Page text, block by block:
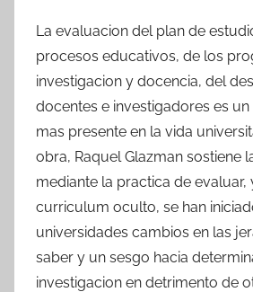
La evaluacion del plan de
procesos educativos, de los
investigacion y docencia, del
docentes e investigadores es
mas presente en la vida
obra, Raquel Glazman sostiene
mediante la practica de evaluar,
curriculum oculto, se han
universidades cambios en las
saber y un sesgo hacia
investigacion en detrimento de